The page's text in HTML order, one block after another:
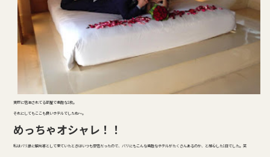
実際に宿泊されてる部屋で素敵な1枚。
それにしてもここも良いホテルでしたね～。
めっちゃオシャレ！！
私はバリ島に観光客として来ていたときはいつも安宿だったので、バリにもこんな素敵なホテルがたくさんあるのか、と感心した1日でした。笑